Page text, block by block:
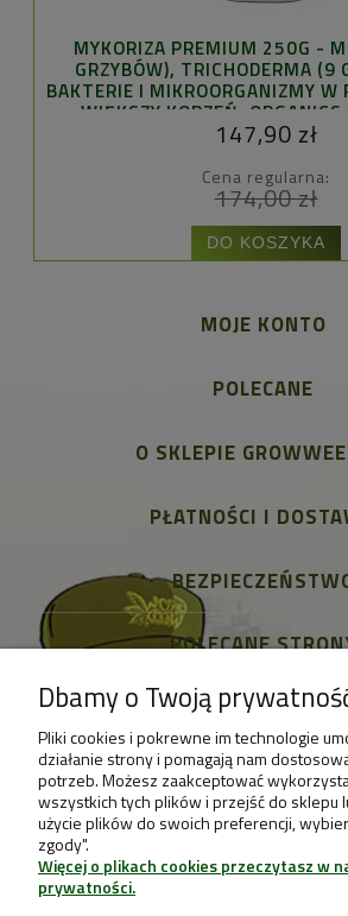
MYKORIZA PREMIUM 250G -
GRZYBÓW), TRICHODERMA (9
BAKTERIE I MIKROORGANIZMY W
WIĘKSZY KORZEŃ,
147,90 zł
Cena regularna:
174,00 zł
DO KOSZYKA
MOJE KONTO
POLECANE
O SKLEPIE
PŁATNOŚCI I
POLECANE
Dbamy o Twoją
Pliki cookies i pokrewne im technologie
działanie strony i pomagają nam
potrzeb. Możesz zaakceptować
wszystkich tych plików i przejść do sklepu
użycie plików do swoich preferencji,
zgody".
Więcej o plikach cookies przeczytasz w
prywatności.